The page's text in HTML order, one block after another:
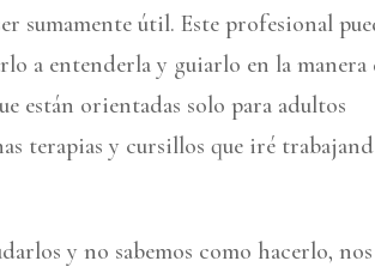
sumamente útil. Este profesional
a entenderla y guiarlo en la manera
están orientadas solo para adultos
terapias y cursillos que iré
y no sabemos como hacerlo, nos